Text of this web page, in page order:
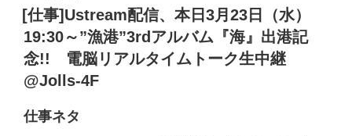
稿
日:
[仕事]Ustream配信、本日3月23日（水）
19:30～”漁港”3rdアルバム『海』出港記
念!! 電脳リアルタイムトーク生中継
@Jolls-4F
仕事ネタ